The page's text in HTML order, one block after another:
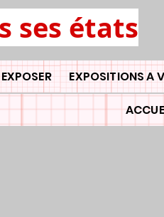
ses états
EXPOSITIONS A